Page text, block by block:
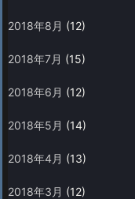
2018年8月 (12)
2018年7月 (15)
2018年6月 (12)
2018年5月 (14)
2018年4月 (13)
2018年3月 (12)